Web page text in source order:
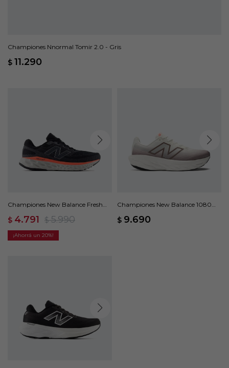
Championes Nnormal Tomir 2.0 - Gris
$ 11.290
Championes New Balance Fresh
$ 4.791 $ 5.990
20
Championes New Balance 1080
$ 9.690